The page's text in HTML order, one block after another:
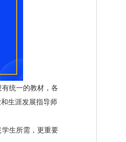
统一的教材，各
生涯发展指导师
生所需，更重要